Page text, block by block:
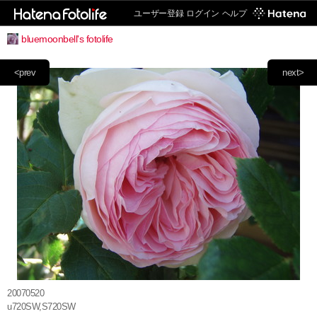
ユーザー登録 ログイン ヘルプ
bluemoonbell's fotolife
next>
<prev
20070520
u720SW,S720SW